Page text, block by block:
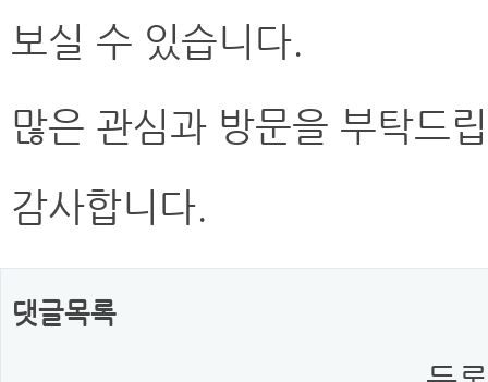
보실 수 있습니다.
많은 관심과 방문을 부탁드
감사합니다.​
댓글목록